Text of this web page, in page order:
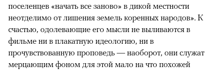
поселенцев «начать все заново» в дикой местности
неотделимо от лишения земель коренных народов». К
счастью, одолевающие его мысли не выливаются в
фильме ни в плакатную идеологию, ни в
прочувствованную проповедь — наоборот, они служат
мерцающим фоном для этой мало на что похожей